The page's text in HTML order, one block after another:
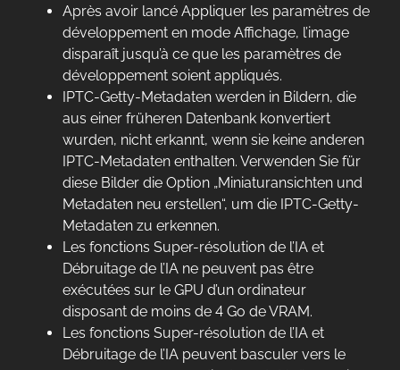
Après avoir lancé Appliquer les paramètres de
développement en mode Affichage, l’image
disparaît jusqu’à ce que les paramètres de
développement soient appliqués.
IPTC-Getty-Metadaten werden in Bildern, die
aus einer früheren Datenbank konvertiert
wurden, nicht erkannt, wenn sie keine anderen
IPTC-Metadaten enthalten. Verwenden Sie für
diese Bilder die Option „Miniaturansichten und
Metadaten neu erstellen“, um die IPTC-Getty-
Metadaten zu erkennen.
Les fonctions Super-résolution de l’IA et
Débruitage de l’IA ne peuvent pas être
exécutées sur le GPU d’un ordinateur
disposant de moins de 4 Go de VRAM.
Les fonctions Super-résolution de l’IA et
Débruitage de l’IA peuvent basculer vers le